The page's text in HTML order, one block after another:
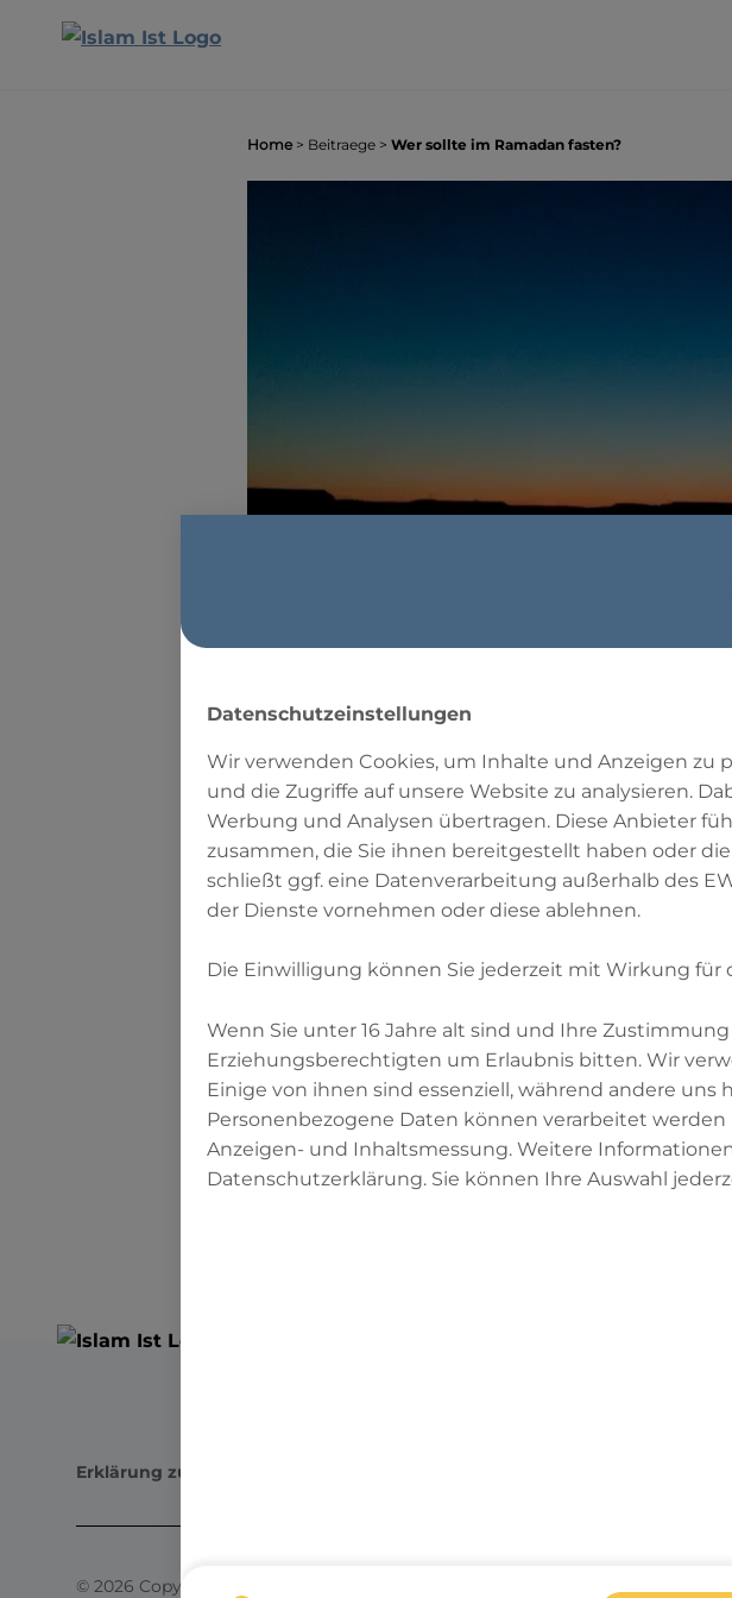
Home> Beitraege > Wer sollte im Ramadan fasten?
Wer sollte
Alle erwachsenen Muslime, die dazu
(Sure 2, Vers 185)
Erklärung zur digitalen Barrierefreiheit
© 2026 Copyright
Datenschutzeinstellungen
Wir verwenden Cookies, um Inhalte und Anzeigen zu
und die Zugriffe auf unsere Website zu analysieren.
Werbung und Analysen übertragen. Diese Anbieter
zusammen, die Sie ihnen bereitgestellt haben oder
schließt ggf. eine Datenverarbeitung außerhalb des
der Dienste vornehmen oder diese ablehnen.
Die Einwilligung können Sie jederzeit mit Wirkung
Wenn Sie unter 16 Jahre alt sind und Ihre
Erziehungsberechtigten um Erlaubnis bitten. Wir
Einige von ihnen sind essenziell, während andere uns
Personenbezogene Daten können verarbeitet werden
Anzeigen- und Inhaltsmessung. Weitere
Datenschutzerklärung. Sie können Ihre Auswahl